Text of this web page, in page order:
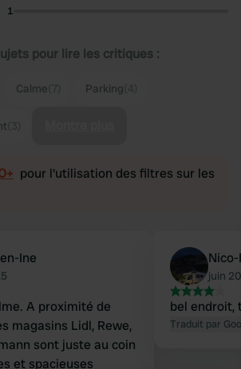
1
pour lire les critiques :
Calme Parking
pour l'utilisation des filtres sur les
Ine
A proximité de
magasins Lidl, Rewe,
sont juste au coin
et spacieuses
juin
bel endroit,
Traduit par